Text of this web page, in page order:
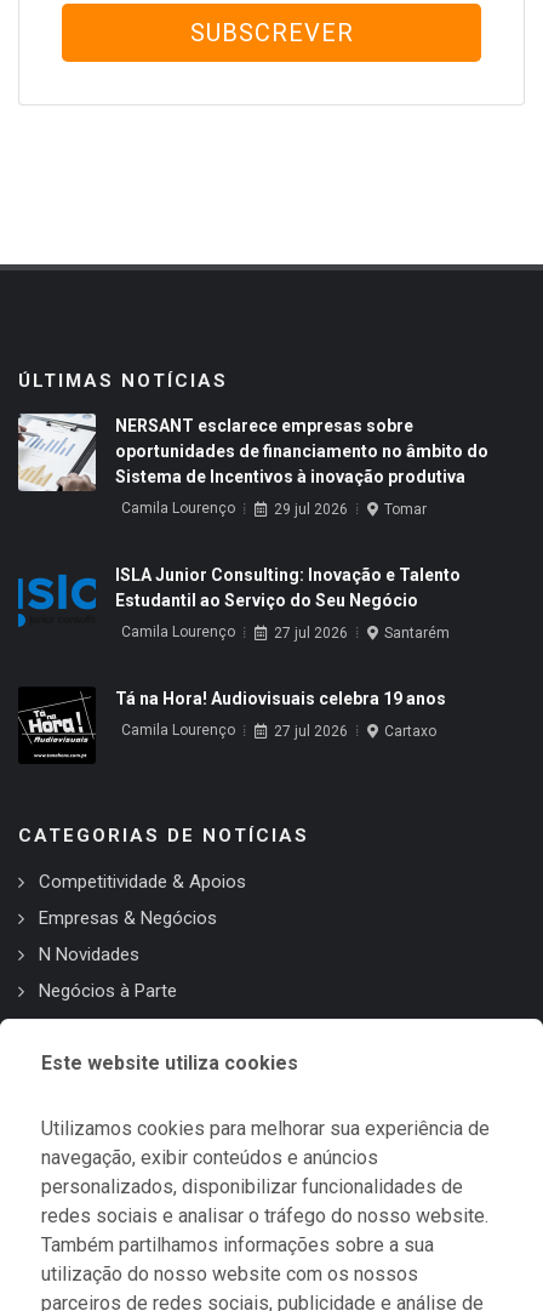
SUBSCREVER
ÚLTIMAS NOTÍCIAS
NERSANT esclarece empresas sobre
oportunidades de financiamento no âmbito do
Sistema de Incentivos à inovação produtiva
Camila Lourenço 29 jul 2026 Tomar
ISLA Junior Consulting: Inovação e Talento
Estudantil ao Serviço do Seu Negócio
Camila Lourenço 27 jul 2026 Santarém
Tá na Hora! Audiovisuais celebra 19 anos
Camila Lourenço 27 jul 2026 Cartaxo
CATEGORIAS DE NOTÍCIAS
Competitividade & Apoios
Empresas & Negócios
N Novidades
Negócios à Parte
OUTRAS INFORMAÇÕES
Revista Ribatejo Invest
Sobre Nós
Contactos
Política de Privacidade
Este website utiliza cookies
Utilizamos cookies para melhorar sua experiência de
navegação, exibir conteúdos e anúncios
personalizados, disponibilizar funcionalidades de
redes sociais e analisar o tráfego do nosso website.
Também partilhamos informações sobre a sua
utilização do nosso website com os nossos
parceiros de redes sociais, publicidade e análise de